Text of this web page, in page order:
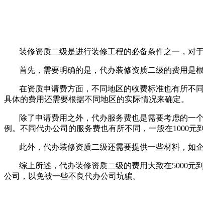
装修资质二级是进行装修工程的必备条件之一，对
首先，需要明确的是，代办装修资质二级的费用是
在资质申请费方面，不同地区的收费标准也有所不
具体的费用还需要根据不同地区的实际情况来确定。
除了申请费用之外，代办服务费也是需要考虑的一
例。不同代办公司的服务费也有所不同，一般在1000元到
此外，代办装修资质二级还需要提供一些材料，如
综上所述，代办装修资质二级的费用大致在5000元
公司，以免被一些不良代办公司坑骗。